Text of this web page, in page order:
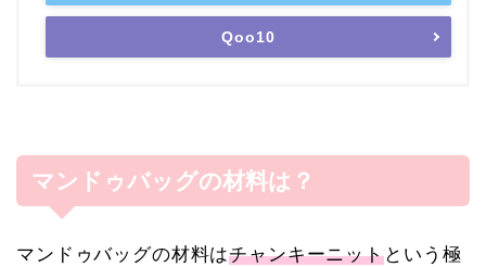
Qoo10
マンドゥバッグの材料は？
マンドゥバッグの材料はチャンキーニットという極